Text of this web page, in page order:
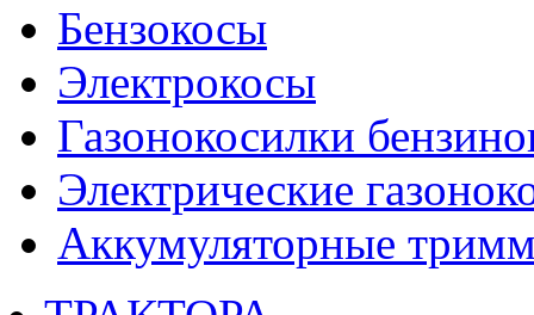
Бензокосы
Электрокосы
Газонокосилки
Электрические
Аккумуляторные